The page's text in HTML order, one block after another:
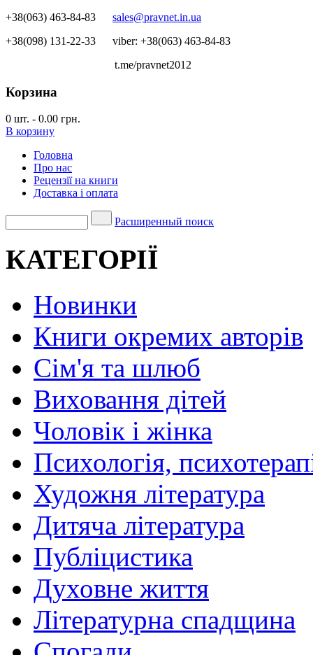
+38(063) 463-84-83 sales@pravnet.in.ua
+38(098) 131-22-33 viber: +38(063) 463-84-83
t.me/pravnet2012
Корзина
0 шт. - 0.00 грн.
В корзину
Головна
Про нас
Рецензії на книги
Доставка і оплата
Расширенный поиск
КАТЕГОРІЇ
Новинки
Книги окремих авторів
Сім'я та шлюб
Виховання дітей
Чоловік і жінка
Психологія,
Художня література
Дитяча література
Публіцистика
Духовне життя
Літературна спадщина